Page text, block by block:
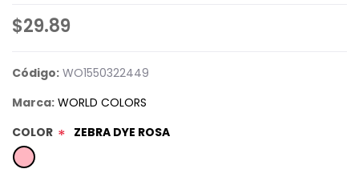
$29.89
Código: WO1550322449
Marca: WORLD COLORS
COLOR * ZEBRA DYE ROSA